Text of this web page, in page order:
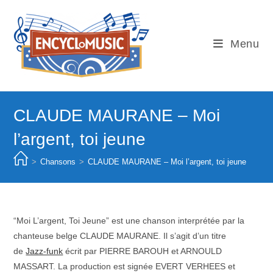
content
Menu
CLAUDE MAURANE – Moi
l’argent, toi jeune
> Chansons > CLAUDE MAURANE – Moi l’argent, toi jeune
“Moi L’argent, Toi Jeune” est une chanson interprétée par la
chanteuse belge CLAUDE MAURANE. Il s’agit d’un titre
deJazz-funk écrit par PIERRE BAROUH et ARNOULD
MASSART. La production est signée EVERT VERHEES et